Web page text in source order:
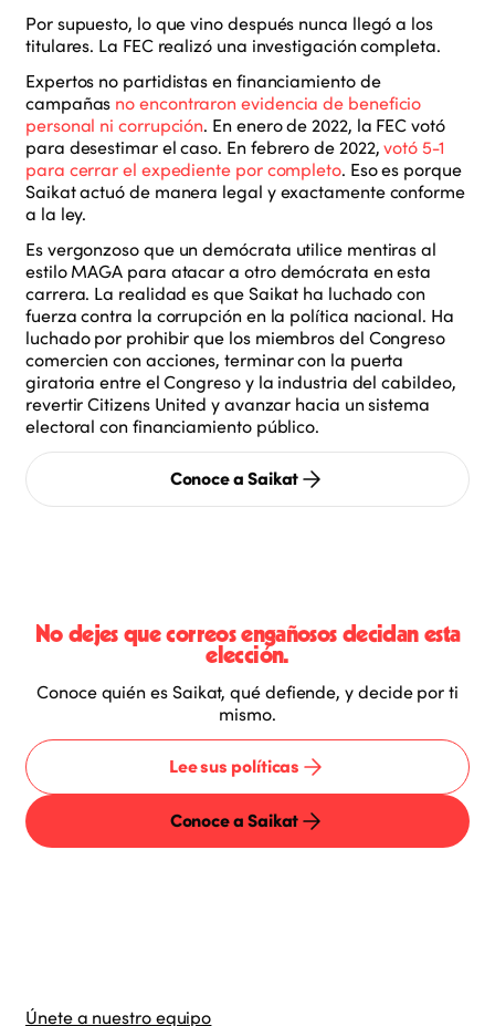
Por supuesto, lo que vino después nunca llegó a los
titulares. La FEC realizó una investigación completa.
Expertos no partidistas en financiamiento de
campañas no encontraron evidencia de beneficio
personal ni corrupción. En enero de 2022, la FEC votó
para desestimar el caso. En febrero de 2022,votó 5-1
para cerrar el expediente por completo. Eso es porque
Saikat actuó de manera legal y exactamente conforme
a la ley.
Es vergonzoso que un demócrata utilice mentiras al
estilo MAGA para atacar a otro demócrata en esta
carrera. La realidad es que Saikat ha luchado con
fuerza contra la corrupción en la política nacional. Ha
luchado por prohibir que los miembros del Congreso
comercien con acciones, terminar con la puerta
giratoria entre el Congreso y la industria del cabildeo,
revertir Citizens United y avanzar hacia un sistema
electoral con financiamiento público.
Conoce a Saikat
No dejes que correos engañosos decidan esta
elección.
Conoce quién es Saikat, qué defiende, y decide por ti
mismo.
Lee sus políticas
Conoce a Saikat
Únete a nuestro equipo